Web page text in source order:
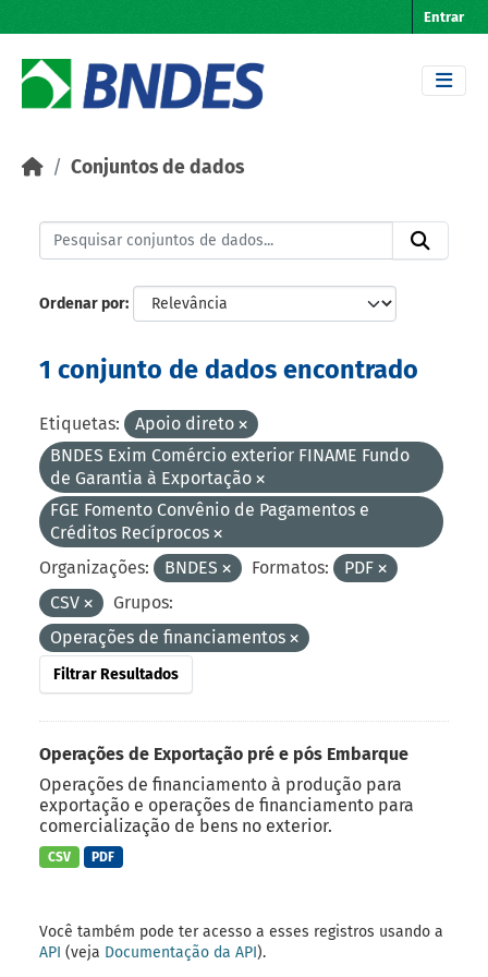
Entrar
Conjuntos de dados
Ordenar por
1 conjunto de dados encontrado
Etiquetas:
Apoio direto
BNDES Exim Comércio exterior FINAME Fundo
de Garantia à Exportação
FGE Fomento Convênio de Pagamentos e
Créditos Recíprocos
Organizações:
BNDES Formatos:
PDF
CSV
Grupos:
Operações de financiamentos
Filtrar Resultados
Operações de Exportação pré e pós Embarque
Operações de financiamento à produção para
exportação e operações de financiamento para
comercialização de bens no exterior.
CSV PDF
Você também pode ter acesso a esses registros usando a
API (veja Documentação da API).